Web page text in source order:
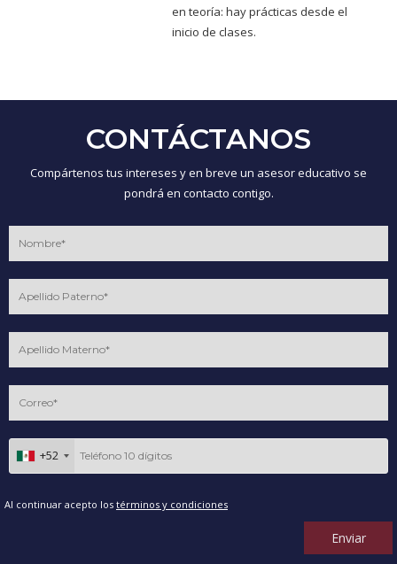
en teoría: hay prácticas desde el
inicio de clases.
CONTÁCTANOS
Compártenos tus intereses y en breve un asesor educativo se
pondrá en contacto contigo.
+52
Al continuar acepto los términos y condiciones
Enviar